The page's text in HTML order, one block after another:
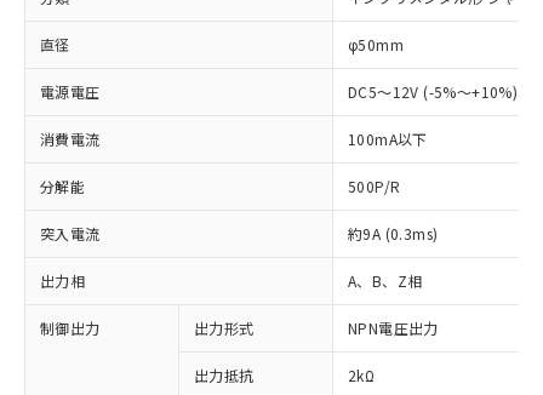
直径 φ50mm
電源電圧 DC5～12V (-5%～+10%)
消費電流 100mA以下
分解能 500P/R
突入電流 約9A (0.3ms)
出力相 A、B、Z相
制御出力 出力形式 NPN電圧出力
出力抵抗 2kΩ